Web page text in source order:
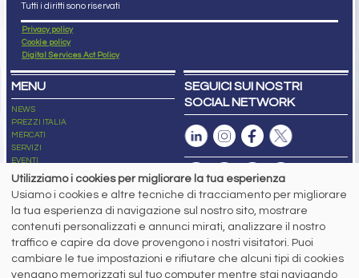
Tutti i diritti sono riservati
Privacy policy
Cookie policy
Digital Services Act Policy
MENU
NEWS
PREZZI ITALIA
MERCATI
SERVIZI
EVENTI
ABBONAMENTI
NEWSLETTER
SEGUICI SUI NOSTRI
SOCIAL NETWORK
Capitale Sociale: 190.000€ interamente versato
Registro delle Imprese di Brescia
Codice Fiscale e Partita I.V.A.:IT03562320170
R.E.A. n. 419331
Utilizziamo i cookies per migliorare la tua esperienza
Usiamo i cookies e altre tecniche di tracciamento per migliorare
la tua esperienza di navigazione sul nostro sito, mostrare
contenuti personalizzati e annunci mirati, analizzare il nostro
traffico e capire da dove provengono i nostri visitatori. Puoi
cambiare le tue impostazioni e rifiutare che alcuni tipi di cookies
vengano memorizzati sul tuo computer mentre stai navigando